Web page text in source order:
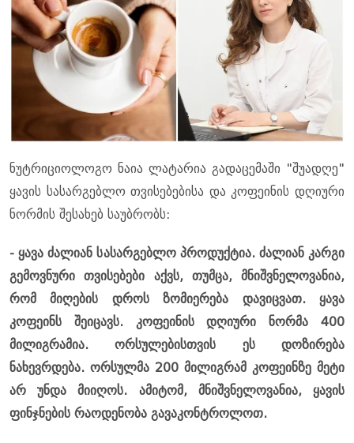
ნუტრიციოლოგო ნაია ლატარია გადაცემაში "შუადღე"
ყავის სასარგებლო თვისებებისა და კოფეინის დღიური
ნორმის შესახებ საუბრობს:
- ყავა ძალიან სასარგებლო პროდუქტია. ძალიან კარგი
გემოვნური თვისებები აქვს, თუმცა, მნიშვნელოვანია,
რომ მიღების დროს ზომიერება დავიცვათ. ყავა
კოფეინს შეიცავს. კოფეინის დღიური ნორმა 400
მილიგრამია. ორსულებისთვის ეს დოზირება
ნახევრდება. ორსულმა 200 მილიგრამ კოფეინზე მეტი
არ უნდა მიიღოს. ამიტომ, მნიშვნელოვანია, ყავის
ფინჯნების რაოდენობა გავაკონტროლოთ.